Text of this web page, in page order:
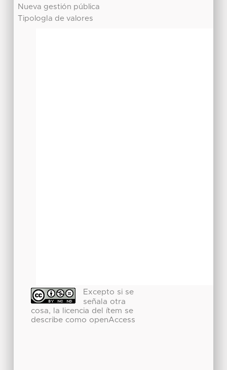
Nueva gestión pública
TipologIa de valores
Excepto si se
señala otra
cosa, la licencia del ítem se
describe como openAccess